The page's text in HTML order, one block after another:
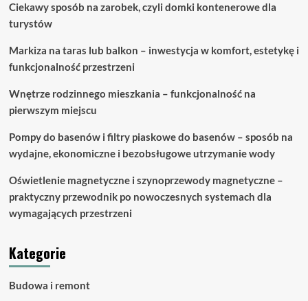
Ciekawy sposób na zarobek, czyli domki kontenerowe dla
turystów
Markiza na taras lub balkon – inwestycja w komfort, estetykę i
funkcjonalność przestrzeni
Wnętrze rodzinnego mieszkania – funkcjonalność na
pierwszym miejscu
Pompy do basenów i filtry piaskowe do basenów – sposób na
wydajne, ekonomiczne i bezobsługowe utrzymanie wody
Oświetlenie magnetyczne i szynoprzewody magnetyczne –
praktyczny przewodnik po nowoczesnych systemach dla
wymagających przestrzeni
Kategorie
Budowa i remont